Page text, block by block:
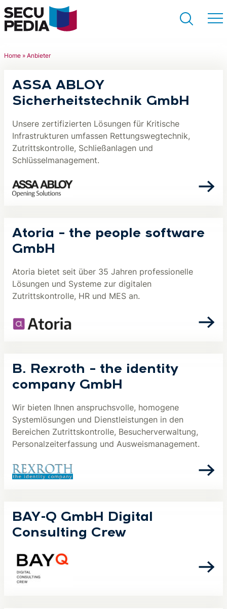
Suchen
Home » Anbieter
ASSA ABLOY
Sicherheitstechnik GmbH
Unsere zertifizierten Lösungen für Kritische
Infrastrukturen umfassen Rettungswegtechnik,
Zutrittskontrolle, Schließanlagen und
Schlüsselmanagement.
Atoria – the people software
GmbH
Atoria bietet seit über 35 Jahren professionelle
Lösungen und Systeme zur digitalen
Zutrittskontrolle, HR und MES an.
B. Rexroth – the identity
company GmbH
Wir bieten Ihnen anspruchsvolle, homogene
Systemlösungen und Dienstleistungen in den
Bereichen Zutrittskontrolle, Besucherverwaltung,
Personalzeiterfassung und Ausweismanagement.
BAY-Q GmbH Digital
Consulting Crew